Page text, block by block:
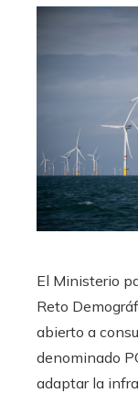
El Ministerio
Reto
abierto a
denominado
adaptar la